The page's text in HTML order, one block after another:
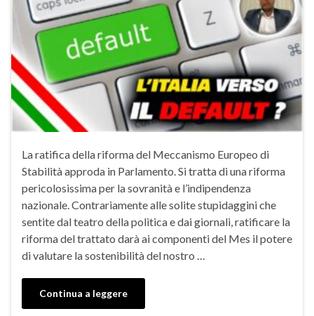
La ratifica della riforma del Meccanismo Europeo di
Stabilità approda in Parlamento. Si tratta di una riforma
pericolosissima per la sovranità e l’indipendenza
nazionale. Contrariamente alle solite stupidaggini che
sentite dal teatro della politica e dai giornali, ratificare la
riforma del trattato darà ai componenti del Mes il potere
di valutare la sostenibilità del nostro …
Continua a leggere